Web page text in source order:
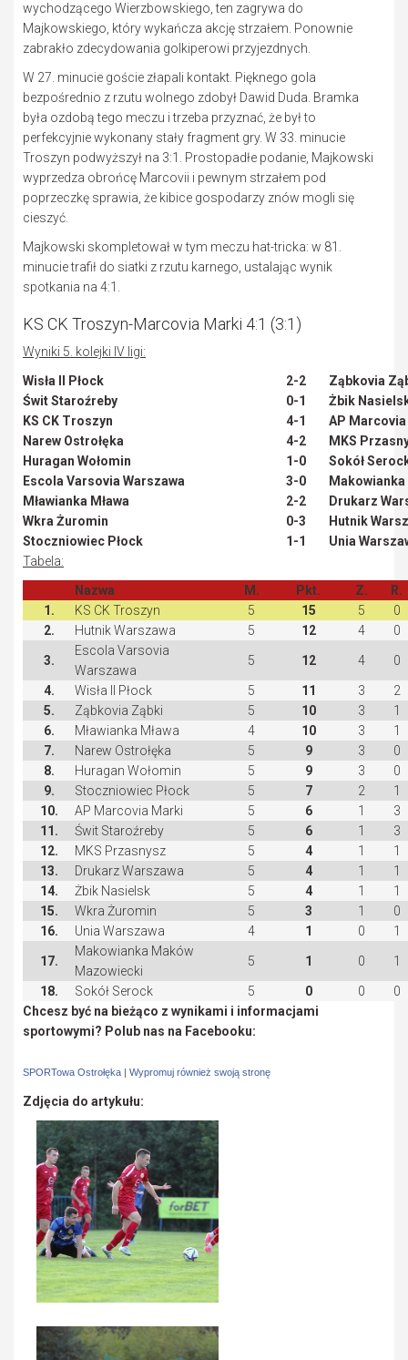
wychodzącego Wierzbowskiego, ten zagrywa do
Majkowskiego, który wykańcza akcję strzałem. Ponownie
zabrakło zdecydowania golkiperowi przyjezdnych.
W 27. minucie goście złapali kontakt. Pięknego gola
bezpośrednio z rzutu wolnego zdobył Dawid Duda. Bramka
była ozdobą tego meczu i trzeba przyznać, że był to
perfekcyjnie wykonany stały fragment gry. W 33. minucie
Troszyn podwyższył na 3:1. Prostopadłe podanie, Majkowski
wyprzedza obrońcę Marcovii i pewnym strzałem pod
poprzeczkę sprawia, że kibice gospodarzy znów mogli się
cieszyć.
Majkowski skompletował w tym meczu hat-tricka: w 81.
minucie trafił do siatki z rzutu karnego, ustalając wynik
spotkania na 4:1.
KS CK Troszyn-Marcovia Marki 4:1 (3:1)
Wyniki 5. kolejki IV ligi:
Wisła II Płock
2-2
Ząbkovia
Świt Staroźreby
0-1
Żbik
KS CK Troszyn
4-1
AP
Narew Ostrołęka
4-2
MKS
Huragan Wołomin
1-0
Sokół
Escola Varsovia Warszawa
3-0
Mławianka Mława
2-2
Drukarz
Wkra Żuromin
0-3
Hutnik
Stoczniowiec Płock
1-1
Unia
Tabela:
Nazwa
M. Pkt. Z.
R.
1.
KS CK Troszyn 5 15 5
0
2.
Hutnik Warszawa 5 12 4 0
3.
Escola Varsovia
Warszawa
5 12 4 0
4. Wisła II Płock 5 11 3
2
5.
Ząbkovia Ząbki 5 10 3
1
6.
Mławianka Mława 4 10 3
1
7.
Narew Ostrołęka 5 9 3
0
8.
Huragan Wołomin 5 9 3
0
9.
Stoczniowiec Płock 5 7 2
1
10.
AP Marcovia Marki 5 6 1
3
11.
Świt Staroźreby 5 6 1
3
12.
MKS Przasnysz 5 4 1
1
13.
Drukarz Warszawa 5 4 1
1
14.
Żbik Nasielsk 5 4 1
1
15.
Wkra Żuromin 5 3 1
0
16.
Unia Warszawa 4 1 0 1
17.
Makowianka Maków
Mazowiecki
5 1 0 1
18. Sokół Serock 5 0 0
0
Chcesz być na bieżąco z wynikami i informacjami
sportowymi? Polub nas na Facebooku:
SPORTowa Ostrołęka | Wypromuj również swoją stronę
Zdjęcia do artykułu: